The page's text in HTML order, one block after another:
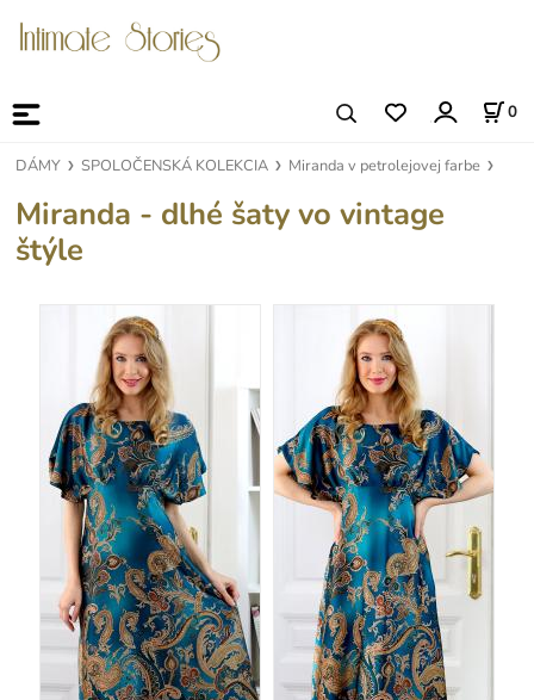
0
DÁMY SPOLOČENSKÁ KOLEKCIA Miranda v petrolejovej farbe
Miranda - dlhé šaty vo vintage
štýle